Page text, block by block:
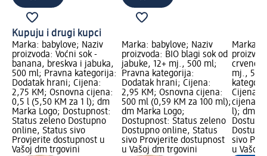
Kupuju i drugi kupci
Marka: babylove; Naziv
proizvoda: Voćni sok -
banana, breskva i jabuka,
500 ml; Pravna kategorija:
Dodatak hrani; Cijena:
2,75 KM; Osnovna cijena:
0,5 l (5,50 KM za 1 l); dm
Marka Logo; Dostupnost:
Status zeleno Dostupno
online, Status sivo
Provjerite dostupnost u
Vašoj dm trgovini
Marka: babylove; Naziv
proizvoda: BIO blagi sok od
jabuke, 12+ mj., 500 ml;
Pravna kategorija:
Dodatak hrani; Cijena:
2,95 KM; Osnovna cijena:
500 ml (0,59 KM za 100 ml);
dm Marka Logo;
Dostupnost: Status zeleno
Dostupno online, Status
sivo Provjerite dostupnost
u Vašoj dm trgovini
Marka:
crveno
mj., 500
Cijena:
cijena:
l); dm
sivo
u Vašoj